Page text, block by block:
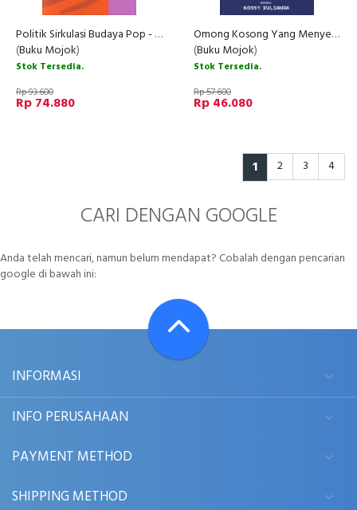
Politik Sirkulasi Budaya Pop - Media Baru, Pelintiran Agama, dan Pergeseran Otoritas
(Buku Mojok)
Stok Tersedia.
Rp 93.600
Rp 74.880
Omong Kosong Yang Menyenangkan
(Buku Mojok)
Stok Tersedia.
Rp 57.600
Rp 46.080
1 2 3 4
CARI DENGAN GOOGLE
Anda telah mencari, namun belum mendapat? Cobalah dengan pencarian
google di bawah ini:
INFORMASI
INFO PERUSAHAAN
PAYMENT METHOD
SHIPPING METHOD